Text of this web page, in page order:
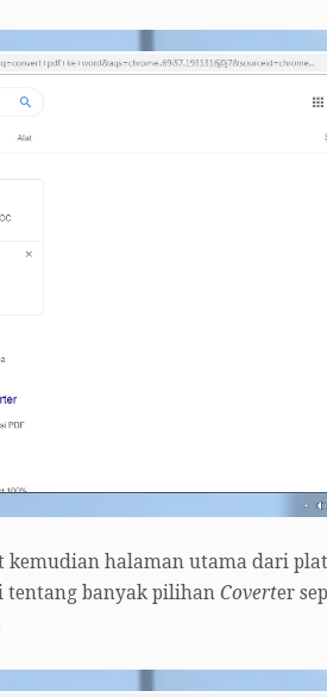
kemudian halaman utama dari
tentang banyak pilihan Coverter